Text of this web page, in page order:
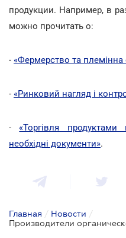
продукции. Например, в
можно прочитать о:
- «Фермерство та
- «Ринковий нагляд і
- «Торгівля продуктами
необхідні документи».
Главная / Новости /